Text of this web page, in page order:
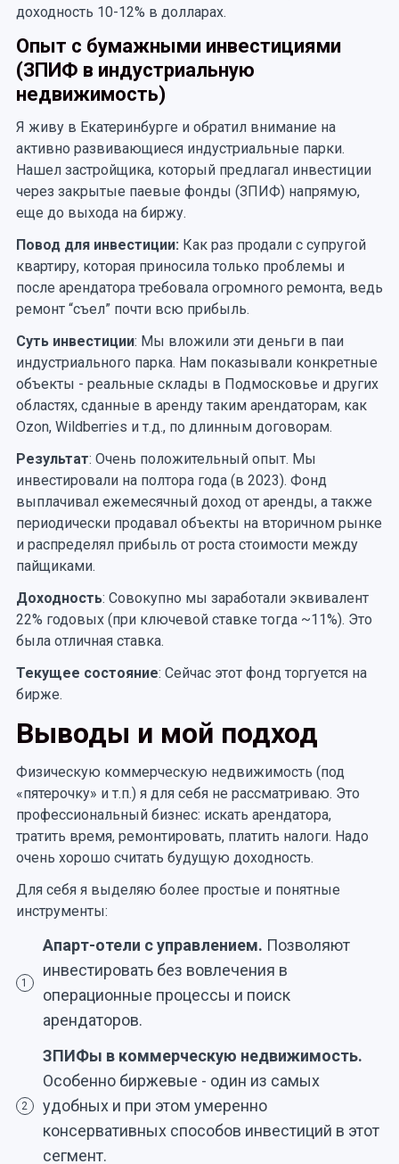
доходность 10-12% в долларах.
Опыт с бумажными инвестициями
(ЗПИФ в индустриальную
недвижимость)
Я живу в Екатеринбурге и обратил внимание на
активно развивающиеся индустриальные парки.
Нашел застройщика, который предлагал инвестиции
через закрытые паевые фонды (ЗПИФ) напрямую,
еще до выхода на биржу.
Повод для инвестиции: Как раз продали с супругой
квартиру, которая приносила только проблемы и
после арендатора требовала огромного ремонта, ведь
ремонт “съел” почти всю прибыль.
Суть инвестиции: Мы вложили эти деньги в паи
индустриального парка. Нам показывали конкретные
объекты - реальные склады в Подмосковье и других
областях, сданные в аренду таким арендаторам, как
Ozon, Wildberries и т.д., по длинным договорам.
Результат: Очень положительный опыт. Мы
инвестировали на полтора года (в 2023). Фонд
выплачивал ежемесячный доход от аренды, а также
периодически продавал объекты на вторичном рынке
и распределял прибыль от роста стоимости между
пайщиками.
Доходность: Совокупно мы заработали эквивалент
22% годовых (при ключевой ставке тогда ~11%). Это
была отличная ставка.
Текущее состояние: Сейчас этот фонд торгуется на
бирже.
Выводы и мой подход
Физическую коммерческую недвижимость (под
«пятерочку» и т.п.) я для себя не рассматриваю. Это
профессиональный бизнес: искать арендатора,
тратить время, ремонтировать, платить налоги. Надо
очень хорошо считать будущую доходность.
Для себя я выделяю более простые и понятные
инструменты:
1
Апарт-отели с управлением. Позволяют
инвестировать без вовлечения в
операционные процессы и поиск
арендаторов.
2
ЗПИФы в коммерческую недвижимость.
Особенно биржевые - один из самых
удобных и при этом умеренно
консервативных способов инвестиций в этот
сегмент.